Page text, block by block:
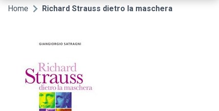
Briciole
Home Richard Strauss dietro la maschera